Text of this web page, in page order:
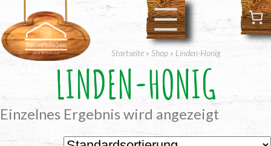
Inhalt
springen
Startseite »Shop » Linden-Honig
LINDEN-HONIG
Einzelnes Ergebnis wird angezeigt